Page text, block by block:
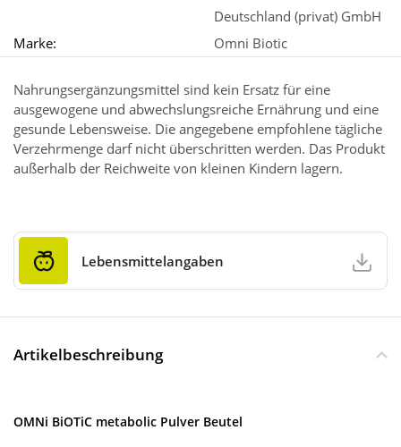
Deutschland (privat) GmbH
Marke:
Omni Biotic
Nahrungsergänzungsmittel sind kein Ersatz für eine
ausgewogene und abwechslungsreiche Ernährung und eine
gesunde Lebensweise. Die angegebene empfohlene tägliche
Verzehrmenge darf nicht überschritten werden. Das Produkt
außerhalb der Reichweite von kleinen Kindern lagern.
Lebensmittelangaben
Artikelbeschreibung
OMNi BiOTiC metabolic Pulver Beutel